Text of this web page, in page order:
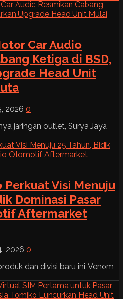
Car Audio
Ketiga di BSD,
Head Unit
2026 0
jaringan outlet, Surya Jaya
Perkuat Visi Menuju
Dominasi Pasar
Aftermarket
2026 0
dan divisi baru ini, Venom